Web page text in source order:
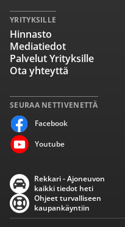
SEURAA NETTIVENETTÄ
Facebook
Youtube
YRITYKSILLE
Hinnasto
Mediatiedot
Palvelut Yrityksille
Ota yhteyttä
Rekkari - Ajoneuvon
kaikki tiedot heti
Ohjeet turvalliseen
kaupankäyntiin